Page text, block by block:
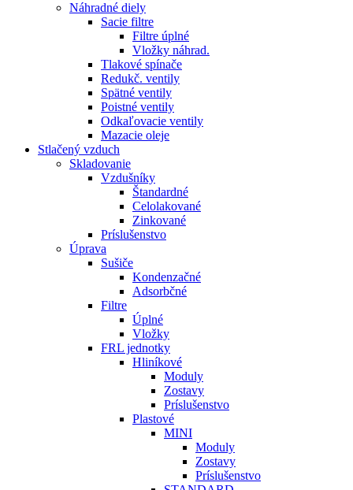
Náhradné diely
Sacie filtre
Filtre úplné
Vložky náhrad.
Tlakové spínače
Redukč. ventily
Spätné ventily
Poistné ventily
Odkaľovacie ventily
Mazacie oleje
Stlačený vzduch
Skladovanie
Vzdušníky
Štandardné
Celolakované
Zinkované
Príslušenstvo
Úprava
Sušiče
Kondenzačné
Adsorbčné
Filtre
Úplné
Vložky
FRL jednotky
Hliníkové
Moduly
Zostavy
Príslušenstvo
Plastové
MINI
Moduly
Zostavy
Príslušenstvo